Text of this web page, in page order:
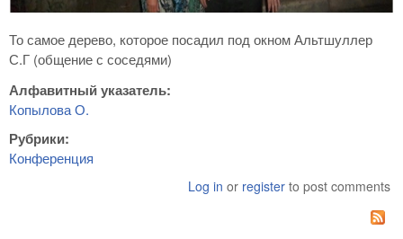
То самое дерево, которое посадил под окном Альтшуллер
С.Г (общение с соседями)
Алфавитный указатель:
Копылова О.
Рубрики:
Конференция
Log in or register to post comments